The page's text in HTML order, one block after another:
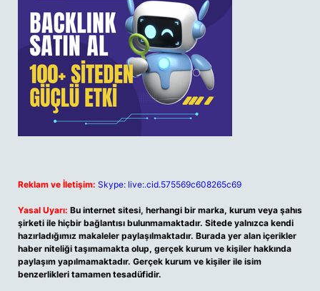
Reklam ve İletişim: Skype: live:.cid.575569c608265c69
Yasal Uyarı: Bu internet sitesi, herhangi bir marka, kurum veya şahıs
şirketi ile hiçbir bağlantısı bulunmamaktadır. Sitede yalnızca kendi
hazırladığımız makaleler paylaşılmaktadır. Burada yer alan içerikler
haber niteliği taşımamakta olup, gerçek kurum ve kişiler hakkında
paylaşım yapılmamaktadır. Gerçek kurum ve kişiler ile isim
benzerlikleri tamamen tesadüfidir.